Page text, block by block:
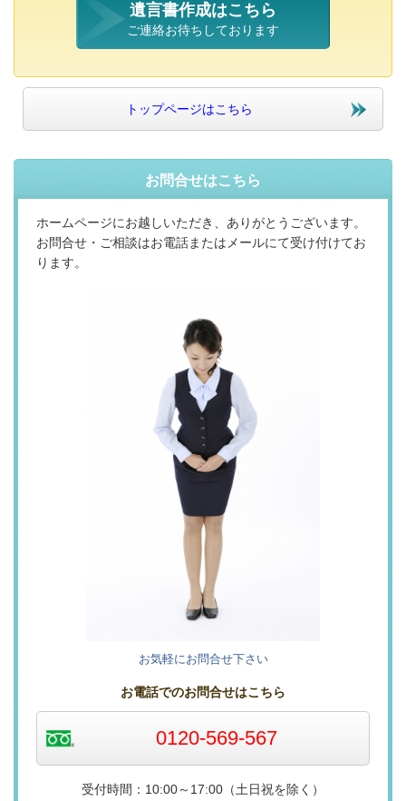
遺言書作成はこちら
ご連絡お待ちしております
トップページはこちら
お問合せはこちら
ホームページにお越しいただき、ありがとうございます。
お問合せ・ご相談はお電話またはメールにて受け付けてお
ります。
お気軽にお問合せ下さい
お電話でのお問合せはこちら
0120-569-567
受付時間：10:00～17:00（土日祝を除く）